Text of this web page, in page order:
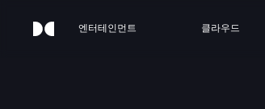
엔터테인먼트 클라우드